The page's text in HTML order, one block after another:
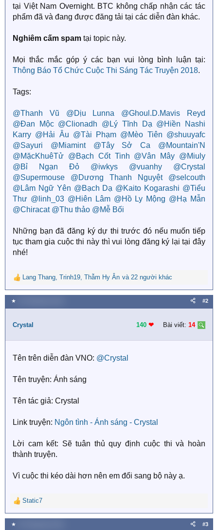
tại Việt Nam Overnight. BTC không chấp nhận các tác
phẩm đã và đang được đăng tải tại các diễn đàn khác.
Nghiêm cấm spam tại topic này.
Mọi thắc mắc góp ý các bạn vui lòng bình luận tại:
Thông Báo Tổ Chức Cuộc Thi Sáng Tác Truyện 2018.
Tags:
@Thanh Vũ @Dịu Lunna
@Ghoul.D.Mavis Reyd
@Đan Mộc @Clionadh @Lý Tĩnh Dạ @Hiền Nashi
Karry @Hải Âu @Tài Phạm @Mèo Tiên @shuuyafc
@Sayuri
@Miamint @Tây Sở Ca
@Mountain'N
@MặcKhuêTử @Bạch Cốt Tinh @Vân Mây @Miuly
@Bỉ Ngạn Đỏ
@iwkys @vuanhy
@Crystal
@Supermouse
@Dương Thanh Nguyệt
@selcouth
@Lâm Ngữ Yên @Bạch Dạ @Kaito Kogarashi @Tiểu
Thư @linh_03 @Hiên Lâm @Hồ Ly Mộng @Hạ Mẫn
@Chiracat @Thu thảo @Mễ Bối
Những bạn đã đăng ký dự thi trước đó nếu muốn tiếp
tục tham gia cuộc thi này thì vui lòng đăng ký lại tại đây
nhé!
R
e
a
c
i
n
Lang Thang Trinh19 Thẫm Hy Ân và 22 người khác
★ #2
Crystal 140 ❤︎ Bài viết: 14
Tên trên diễn đàn VNO: @Crystal
Tên truyện: Ánh sáng
Tên tác giả: Crystal
Link truyện: Ngôn tình - Ánh sáng - Crystal
Lời cam kết: Sẽ tuân thủ quy định cuộc thi và hoàn
thành truyện.
Vì cuộc thi kéo dài hơn nên em đổi sang bộ này ạ.
R
e
a
Static7
★ #3